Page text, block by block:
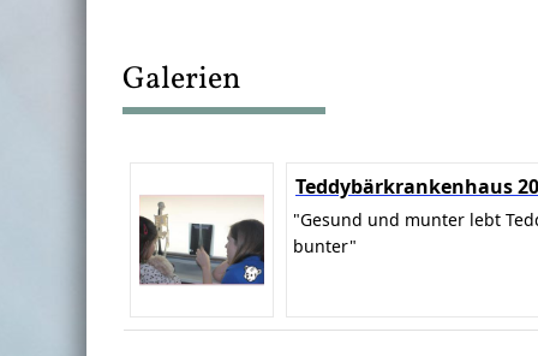
Galerien
Teddybärkrankenhaus
"Gesund und munter lebt
bunter"